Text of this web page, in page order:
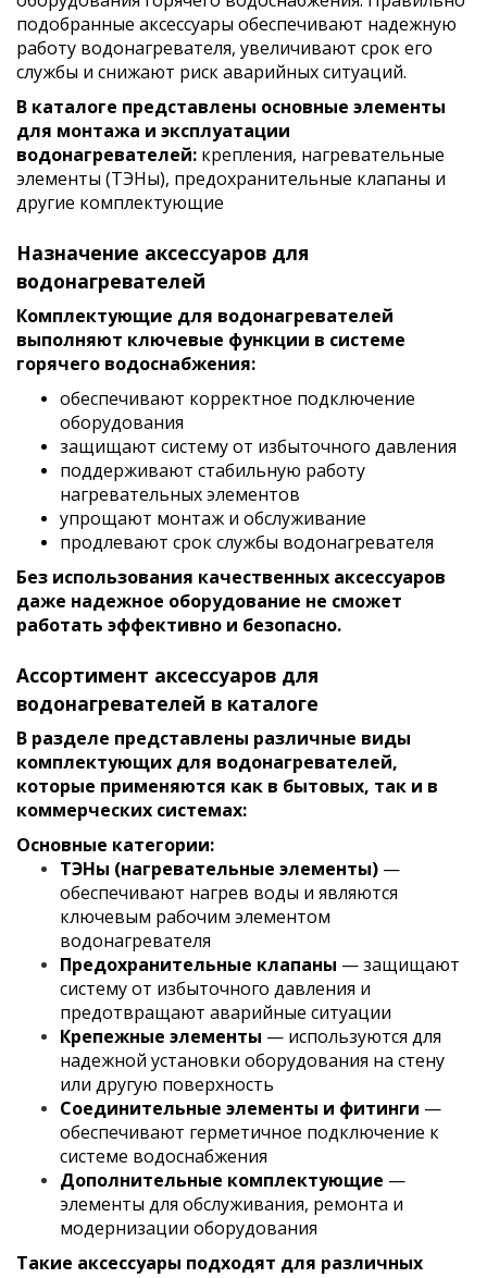
подобранные аксессуары обеспечивают надежную
работу водонагревателя, увеличивают срок его
службы и снижают риск аварийных ситуаций.
В каталоге представлены основные элементы
для монтажа и эксплуатации
водонагревателей: крепления, нагревательные
элементы (ТЭНы), предохранительные клапаны и
другие комплектующие
Назначение аксессуаров для
водонагревателей
Комплектующие для водонагревателей
выполняют ключевые функции в системе
горячего водоснабжения:
обеспечивают корректное подключение
оборудования
защищают систему от избыточного давления
поддерживают стабильную работу
нагревательных элементов
упрощают монтаж и обслуживание
продлевают срок службы водонагревателя
Без использования качественных аксессуаров
даже надежное оборудование не сможет
работать эффективно и безопасно.
Ассортимент аксессуаров для
водонагревателей в каталоге
В разделе представлены различные виды
комплектующих для водонагревателей,
которые применяются как в бытовых, так и в
коммерческих системах:
Основные категории:
ТЭНы (нагревательные элементы) —
обеспечивают нагрев воды и являются
ключевым рабочим элементом
водонагревателя
Предохранительные клапаны — защищают
систему от избыточного давления и
предотвращают аварийные ситуации
Крепежные элементы — используются для
надежной установки оборудования на стену
или другую поверхность
Соединительные элементы и фитинги —
обеспечивают герметичное подключение к
системе водоснабжения
Дополнительные комплектующие —
элементы для обслуживания, ремонта и
модернизации оборудования
Такие аксессуары подходят для различных